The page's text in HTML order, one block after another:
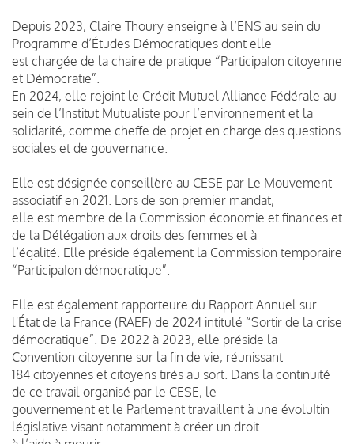
Depuis 2023, Claire Thoury enseigne à l’ENS au sein du
Programme d’Études Démocratiques dont elle
est chargée de la chaire de pratique “ParticipaIon citoyenne
et Démocratie”.
En 2024, elle rejoint le Crédit Mutuel Alliance Fédérale au
sein de l’Institut Mutualiste pour l’environnement et la
solidarité, comme cheffe de projet en charge des questions
sociales et de gouvernance.
Elle est désignée conseillère au CESE par Le Mouvement
associatif en 2021. Lors de son premier mandat,
elle est membre de la Commission économie et finances et
de la Délégation aux droits des femmes et à
l’égalité. Elle préside également la Commission temporaire
“ParticipaIon démocratique”.
Elle est également rapporteure du Rapport Annuel sur
l'État de la France (RAEF) de 2024 intitulé “Sortir de la crise
démocratique”. De 2022 à 2023, elle préside la
Convention citoyenne sur la fin de vie, réunissant
184 citoyennes et citoyens tirés au sort. Dans la continuité
de ce travail organisé par le CESE, le
gouvernement et le Parlement travaillent à une évoluItin
législative visant notamment à créer un droit